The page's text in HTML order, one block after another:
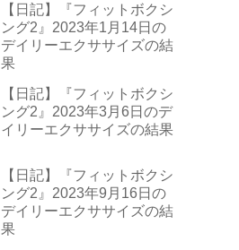
【日記】『フィットボクシ
ング2』2023年1月14日の
デイリーエクササイズの結
果
【日記】『フィットボクシ
ング2』2023年3月6日のデ
イリーエクササイズの結果
【日記】『フィットボクシ
ング2』2023年9月16日の
デイリーエクササイズの結
果